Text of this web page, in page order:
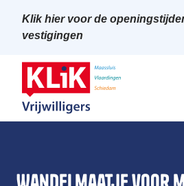
Klik hier voor de
vestigingen